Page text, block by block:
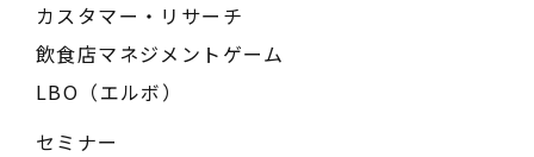
カスタマー・リサーチ
飲食店マネジメントゲーム
LBO（エルボ）
セミナー